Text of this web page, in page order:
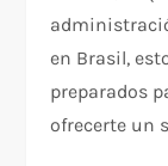
en Brasil,
preparados
ofrecerte un